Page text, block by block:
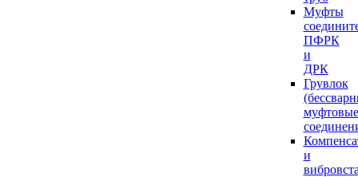
Муфты
ПФРК
и
ДРК
Грувлок
муфтовые
и